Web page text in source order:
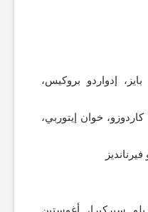
بايز، إدواردو بروكيس،
خوان إيتوربي،
سيركيرا، أغوستين